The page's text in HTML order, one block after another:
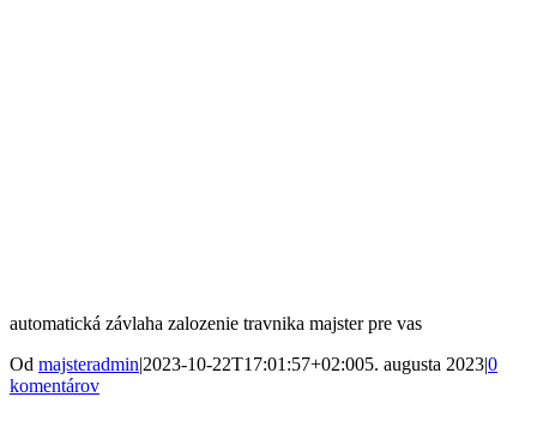
automatická závlaha zalozenie travnika majster pre vas
Od majsteradmin|2023-10-22T17:01:57+02:005. augusta 2023|0
komentárov